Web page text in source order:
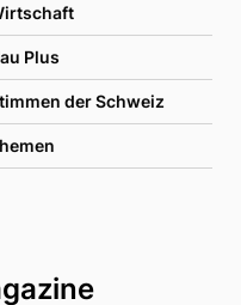
Plus
der Schweiz